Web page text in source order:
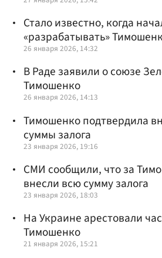
Стало известно, когда
«разрабатывать»
26 января 2026, 14:32
В Раде заявили о союзе
Тимошенко
26 января 2026, 14:13
Тимошенко подтвердила
суммы залога
23 января 2026, 19:16
СМИ сообщили, что за
внесли всю сумму залога
23 января 2026, 18:03
На Украине арестовали
Тимошенко
21 января 2026, 15:21